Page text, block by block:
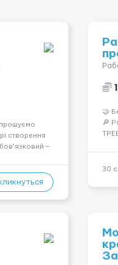
створення
—
🤝
🔎
30